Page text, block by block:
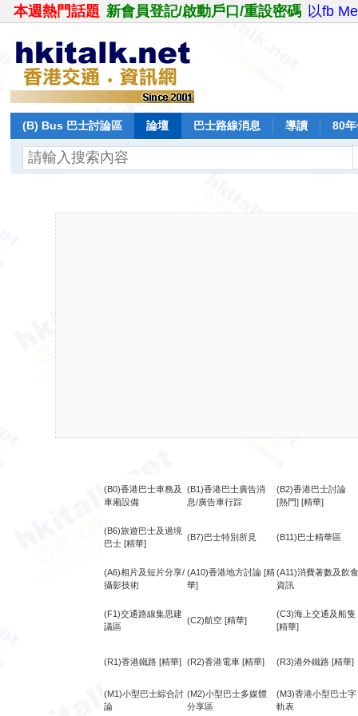
本週熱門話題 新會員登記/啟動戶口/重設密碼 以fb
(B) Bus 巴士討論區 論壇 巴士路線消息 導讀 80
(B0)香港巴士車務及
車廂設備
(B1)香港巴士廣告消
息/廣告車行踪
(B2)香港巴士討論
[熱門] [精華]
(B6)旅遊巴士及過境
巴士 [精華]
(B7)巴士特別所見 (B11)巴士精華區
(A6)相片及短片分享/
攝影技術
(A10)香港地方討論 [精
華]
(A11)消費著數及飲食
資訊
(F1)交通路線集思建
議區
(C2)航空 [精華]
(C3)海上交通及船隻
[精華]
(R1)香港鐵路 [精華] (R2)香港電車 [精華] (R3)港外鐵路 [精華]
(M1)小型巴士綜合討
論
(M2)小型巴士多媒體
分享區
(M3)香港小型巴士字
軌表